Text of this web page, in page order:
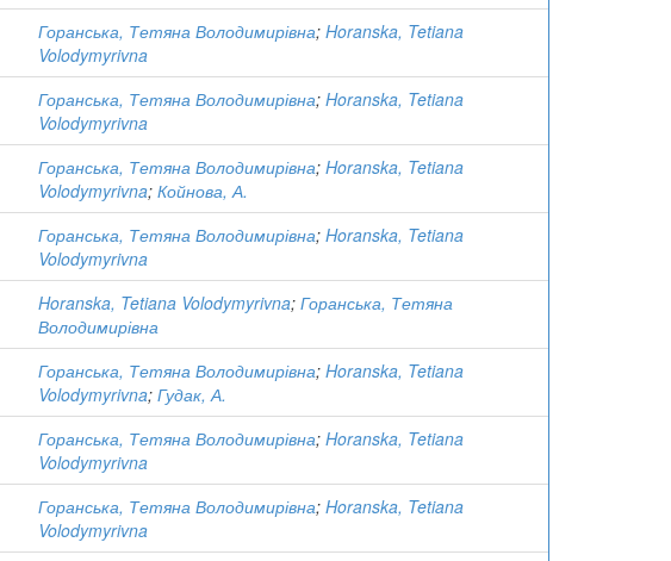
Горанська, Тетяна Володимирівна; Horanska, Tetiana
Volodymyrivna
Горанська, Тетяна Володимирівна; Horanska, Tetiana
Volodymyrivna
Горанська, Тетяна Володимирівна; Horanska, Tetiana
Volodymyrivna; Койнова, А.
Горанська, Тетяна Володимирівна; Horanska, Tetiana
Volodymyrivna
Horanska, Tetiana Volodymyrivna; Горанська, Тетяна
Володимирівна
Горанська, Тетяна Володимирівна; Horanska, Tetiana
Volodymyrivna; Гудак, А.
Горанська, Тетяна Володимирівна; Horanska, Tetiana
Volodymyrivna
Горанська, Тетяна Володимирівна; Horanska, Tetiana
Volodymyrivna